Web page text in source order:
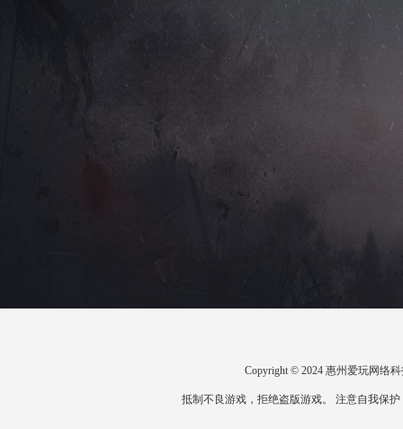
Copyright © 2024 惠州爱玩网络
抵制不良游戏，拒绝盗版游戏。 注意自我保